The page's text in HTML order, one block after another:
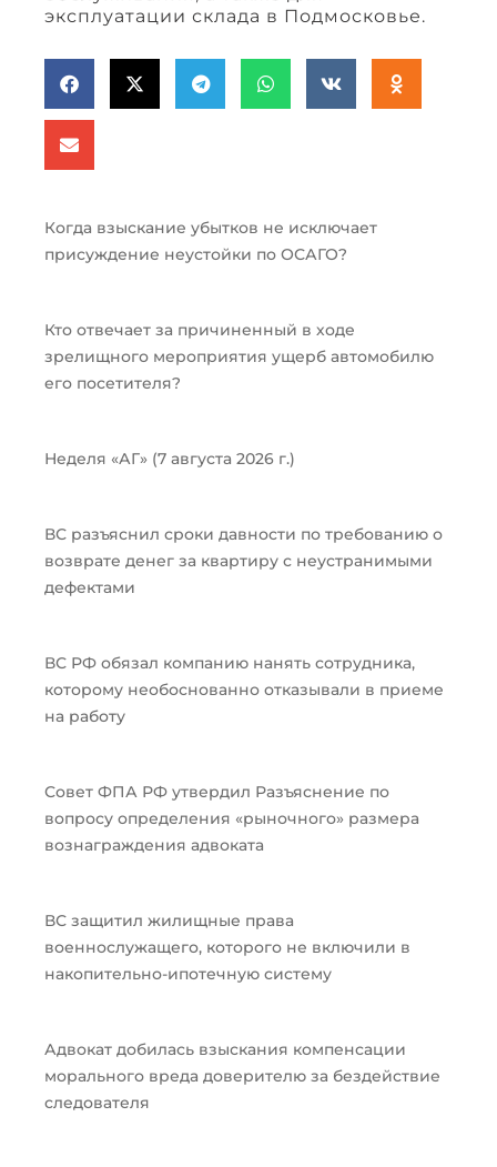
эксплуатации склада в Подмосковье.
Когда взыскание убытков не исключает
присуждение неустойки по ОСАГО?
Кто отвечает за причиненный в ходе
зрелищного мероприятия ущерб автомобилю
его посетителя?
Неделя «АГ» (7 августа 2026 г.)
ВС разъяснил сроки давности по требованию о
возврате денег за квартиру с неустранимыми
дефектами
ВС РФ обязал компанию нанять сотрудника,
которому необоснованно отказывали в приеме
на работу
Совет ФПА РФ утвердил Разъяснение по
вопросу определения «рыночного» размера
вознаграждения адвоката
ВС защитил жилищные права
военнослужащего, которого не включили в
накопительно-ипотечную систему
Адвокат добилась взыскания компенсации
морального вреда доверителю за бездействие
следователя